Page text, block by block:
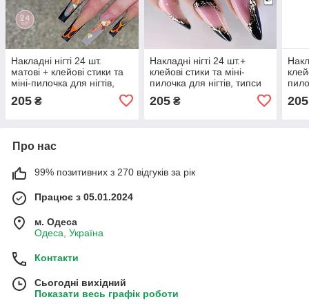
Накладні нігті 24 шт.
матові + клейові стики та
міні-пилочка для нігтів,
манікюру
205 ₴
Накладні нігті 24 шт.+
клейові стики та міні-
пилочка для нігтів, типси
205₴ 205
Про нас
99% позитивних з 270 відгуків за рік
Працює з 05.01.2024
м. Одеса
Одеса, Україна
Контакти
Сьогодні вихідний
Показати весь графік роботи